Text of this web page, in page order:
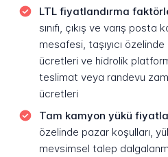
LTL fiyatlandırma
sınıfı, çıkış ve varış posta
mesafesi, taşıyıcı
ücretleri ve hidrolik
teslimat veya randevu
ücretleri
Tam kamyon yükü
özelinde pazar koşulları,
mevsimsel talep